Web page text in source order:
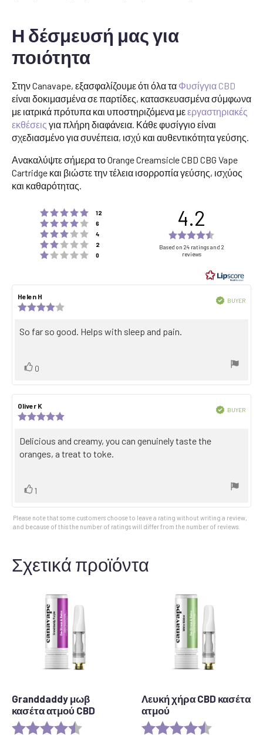
Η δέσμευσή μας για
ποιότητα
Στην Canavape, εξασφαλίζουμε ότι όλα τα Φυσίγγια CBD
είναι δοκιμασμένα σε παρτίδες, κατασκευασμένα σύμφωνα
με ιατρικά πρότυπα και υποστηριζόμενα μεεργαστηριακές
εκθέσεις για πλήρη διαφάνεια. Κάθε φυσίγγιο είναι
σχεδιασμένο για συνέπεια, ισχύ και αυθεντικότητα γεύσης.
Ανακαλύψτε σήμερα το Orange Creamsicle CBD CBG Vape
Cartridge και βιώστε την τέλεια ισορροπία γεύσης, ισχύος
και καθαρότητας.
Rating 5 out of 5 stars
12
Rating 4 out of 5 stars
6
Rating 3 out of 5 stars
4
Rating 2 out of 5 stars
2
Rating 1 out of 5 stars
0
4.2
4.2
of
5
stars
Based on 24 ratings and 2
reviews
Review
author:
Helen H
date:
out
BUYER
Review
So far so good. Helps with sleep and pain.
Vote
0
Review
author:
Oliver K
date:
out
of
BUYER
Review
text:
Delicious and creamy, you can genuinely taste the
oranges, a treat to toke.
Vote1
Please note that some customers choose to leave a rating without writing a review,
and because of this the number of ratings will differ from the number of reviews.
Σχετικά προϊόντα
Granddaddy μωβ
κασέτα ατμού CBD
Rating: 4.5 out of 5 stars
Λευκή χήρα CBD κασέτα
ατμού
Rating: 4.6 out of 5